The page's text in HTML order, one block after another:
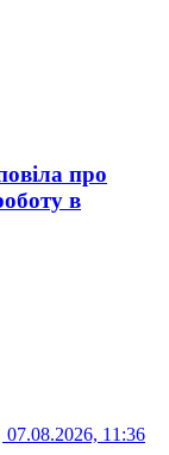
про
в
07.08.2026, 11:36